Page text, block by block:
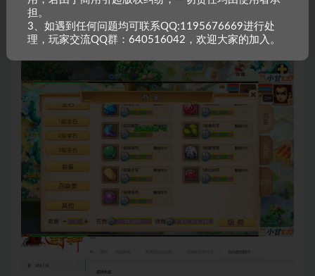
担。
3、如遇到任何问题均可联系QQ:1195676669进行处
理，玩家交流QQ群：640516042，欢迎大家的加入。